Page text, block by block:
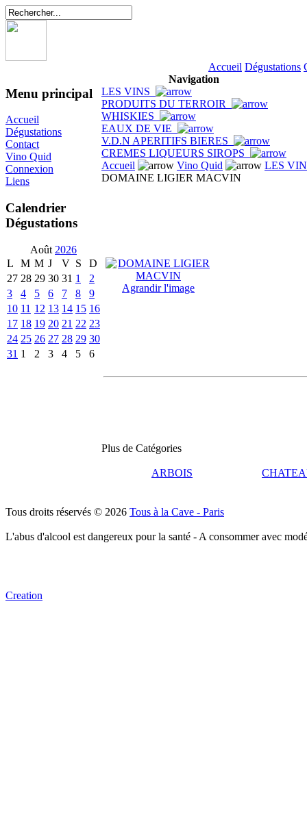
Accueil Dégustations
Menu principal
Accueil
Dégustations
Contact
Vino Quid
Connexion
Liens
Calendrier
Dégustations
Août 2026
L
M M J V S
D
27 28 29 30 31 1
2
3
4 5 6 7 8
9
10 11 12 13 14 15 16
17 18 19 20 21 22 23
24 25 26 27 28 29 30
31 1 2 3 4 5 6
Navigation
LES VINS
PRODUITS DU TERROIR
WHISKIES
EAUX DE VIE
V.D.N APERITIFS BIERES
CREMES LIQUEURS SIROPS
Accueil
Vino Quid
LES
DOMAINE LIGIER MACVIN
Agrandir l'image
Plus de Catégories
ARBOIS
Tous droits réservés © 2026 Tous à la Cave - Paris
L'abus d'alcool est dangereux pour la santé - A consommer avec
Creation